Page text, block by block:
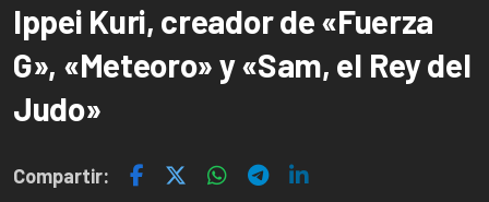
Ippei Kuri, creador de «Fuerza
G», «Meteoro» y «Sam, el Rey del
Judo»
Compartir: